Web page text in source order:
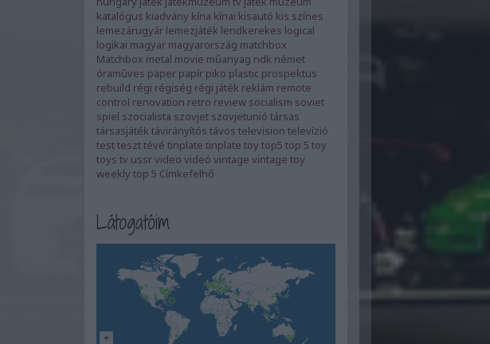
katalógus kiadvány kína kínai kisautó kis színes
lemezárugyár lemezjáték lendkerekes logical
logikai magyar magyarország matchbox
Matchbox metal movie műanyag ndk német
óraműves paper papír piko plastic prospektus
rebuild régi régiség régi játék reklám remote
control renovation retro review socialism soviet
spiel szocialista szovjet szovjetunió társas
társasjáték távirányítós távos television televízió
testteszttévé tinplate tinplate toy top5 top 5 toy
toys tv ussrvideo videó vintage vintage toy
weekly top 5 Címkefelhő
Látogatóim